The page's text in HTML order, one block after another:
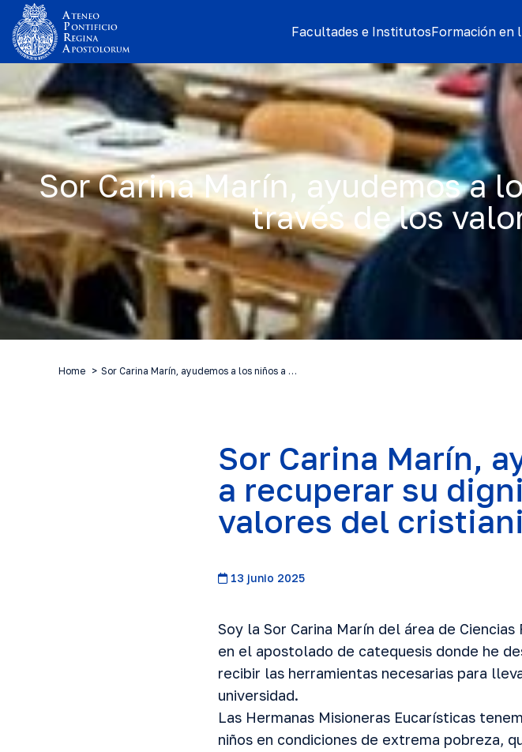
Facultades e InstitutosFormación en
Sor Carina Marín, ayudemos a
través de los
Home Sor Carina Marín, ayudemos a los niños a …
Sor Carina Marín,
a recuperar su
valores del
13 junio 2025
Soy la Sor Carina Marín del área de
en el apostolado de catequesis donde he
recibir las herramientas necesarias para
universidad.
Las Hermanas Misioneras Eucarísticas
niños en condiciones de extrema pobreza,